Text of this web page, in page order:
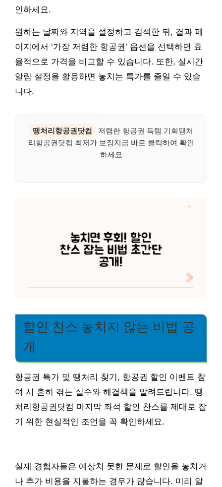
인하세요.
원하는 날짜와 지역을 설정하고 검색한 뒤, 결과 페
이지에서 ‘가장 저렴한 항공권’ 옵션을 선택하면 효
율적으로 가격을 비교할 수 있습니다. 또한, 실시간
알림 설정을 활용하면 놓치는 특가를 줄일 수 있습
니다.
땡처리항공권닷컴
저렴한 항공권 득템 기회땡처
리항공권닷컴 최저가 보장지금 바로 클릭하여 확인
하세요
할인 찬스 놓치지 않는 비법 공
개
항공권 특가 및 땡처리 찾기, 항공권 할인 이벤트 참
여 시 흔히 겪는 실수와 해결책을 알려드립니다. 땡
처리항공권닷컴 마지막 좌석 할인 찬스를 제대로 잡
기 위한 현실적인 조언을 꼭 확인하세요.
실제 경험자들은 예상치 못한 문제로 할인을 놓치거
나 추가 비용을 지불하는 경우가 많습니다. 미리 알